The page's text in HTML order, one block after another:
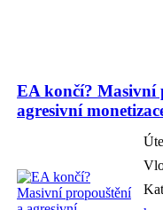
EA končí? Masivní
agresivní